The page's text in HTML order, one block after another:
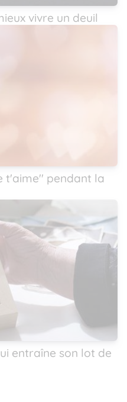
vivre un deuil
t'aime'' pendant la
entraîne son lot de